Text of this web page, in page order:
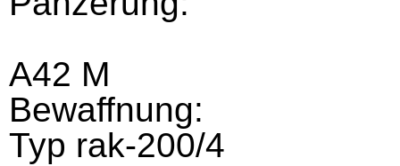
A42 M
Bewaffnung:
Typ rak-200/4